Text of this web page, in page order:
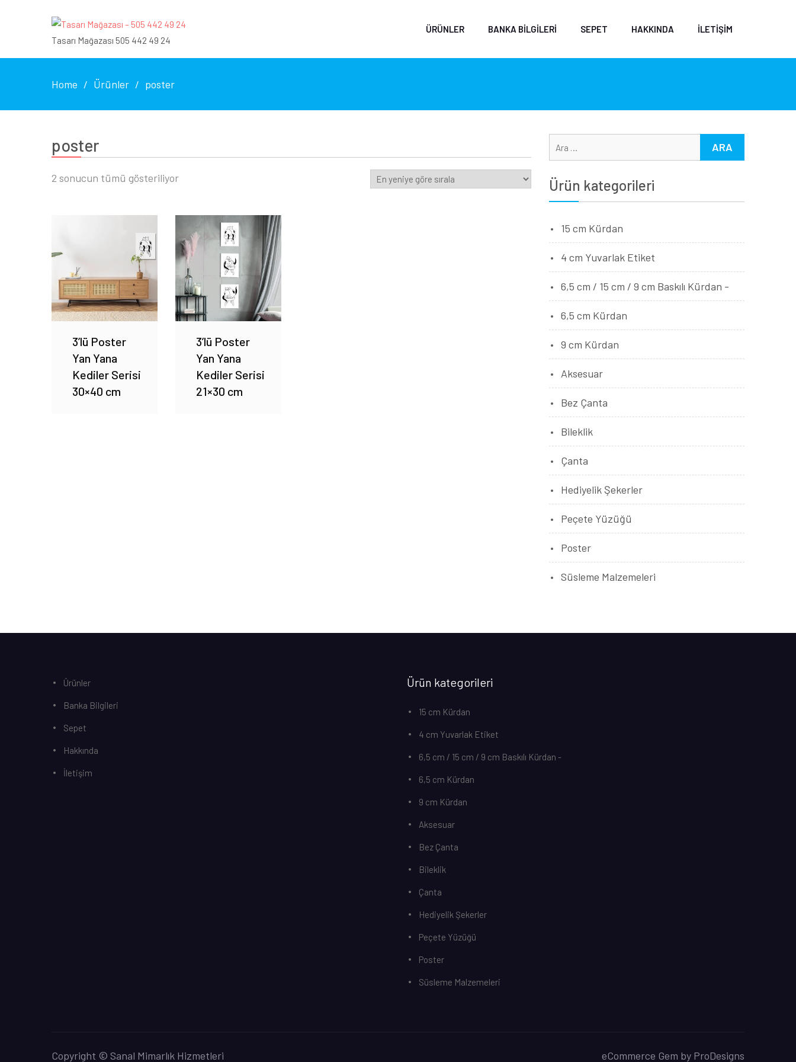
Tasarı Mağazası 505 442 49 24
ÜRÜNLER BANKA BILGILERI SEPET HAKKINDA İLETIŞIM
Home Ürünler poster
poster
2 sonucun tümü gösteriliyorEn
sıralandı
3’lü Poster
Yan Yana
Kediler Serisi
30×40 cm
3’lü Poster
Yan Yana
Kediler Serisi
21×30 cm
Ürün kategorileri
15 cm Kürdan
4 cm Yuvarlak Etiket
6,5 cm / 15 cm / 9 cm Baskılı Kürdan -
6,5 cm Kürdan
9 cm Kürdan
Aksesuar
Bez Çanta
Bileklik
Çanta
Hediyelik Şekerler
Peçete Yüzüğü
Poster
Süsleme Malzemeleri
Ürünler
Banka Bilgileri
Sepet
Hakkında
İletişim
Ürün kategorileri
15 cm Kürdan
4 cm Yuvarlak Etiket
6,5 cm / 15 cm / 9 cm Baskılı Kürdan -
6,5 cm Kürdan
9 cm Kürdan
Aksesuar
Bez Çanta
Bileklik
Çanta
Hediyelik Şekerler
Peçete Yüzüğü
Poster
Süsleme Malzemeleri
Copyright © Sanal Mimarlık Hizmetleri eCommerce Gem by ProDesigns